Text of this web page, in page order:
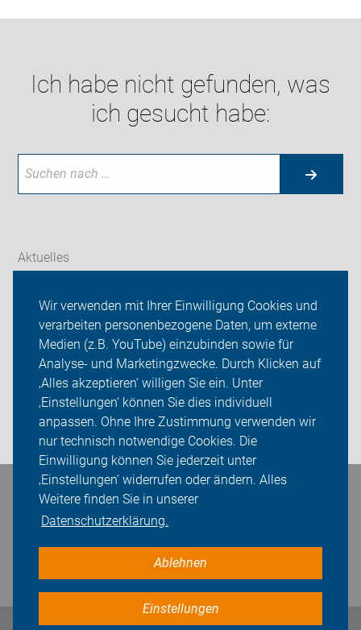
Wir verwenden mit Ihrer Einwilligung Cookies und
verarbeiten personenbezogene Daten, um externe
Medien (z.B. YouTube) einzubinden sowie für
Analyse- und Marketingzwecke. Durch Klicken auf
‚Alles akzeptieren‘ willigen Sie ein. Unter
‚Einstellungen‘ können Sie dies individuell
anpassen. Ohne Ihre Zustimmung verwenden wir
nur technisch notwendige Cookies. Die
Einwilligung können Sie jederzeit unter
‚Einstellungen‘ widerrufen oder ändern. Alles
Weitere finden Sie in unserer
Datenschutzerklärung.
Ablehnen
Einstellungen
Ich habe nicht gefunden, was
ich gesucht habe:
Aktuelles
ADFC Gehrden-Ronnenberg
Sei dabei
Presse
Login
Bleiben Sie in Kontakt